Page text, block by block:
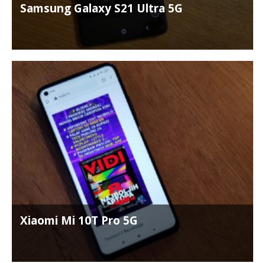
Samsung Galaxy S21 Ultra 5G
Xiaomi Mi 10T Pro 5G